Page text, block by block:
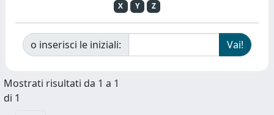
X
Y Z
o inserisci le iniziali:
Mostrati risultati da 1 a 1
di 1